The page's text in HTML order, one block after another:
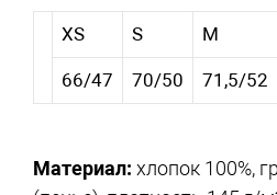
XS S M
66/47 70/50 71,5/52
Материал: хлопок 100%,